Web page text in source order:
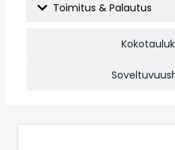
Toimitus & Palautus